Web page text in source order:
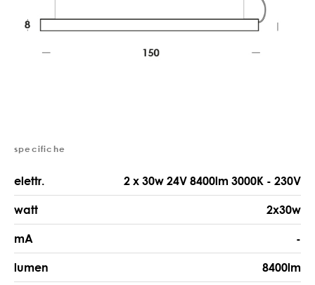
specifiche
elettr. 2 x 30w 24V 8400lm 3000K - 230V
watt 2x30w
mA -
lumen 8400lm